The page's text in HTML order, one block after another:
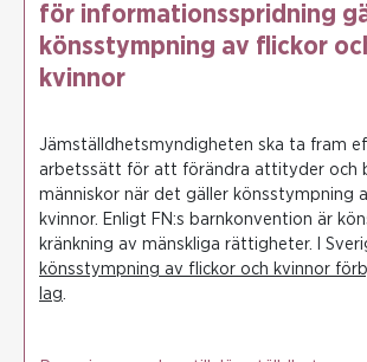
för informationsspridning
könsstympning av flickor
kvinnor
Jämställdhetsmyndigheten ska ta fram
arbetssätt för att förändra attityder och
människor när det gäller könsstympning
kvinnor. Enligt FN:s barnkonvention är
kränkning av mänskliga rättigheter. I
könsstympning av flickor och kvinnor
lag